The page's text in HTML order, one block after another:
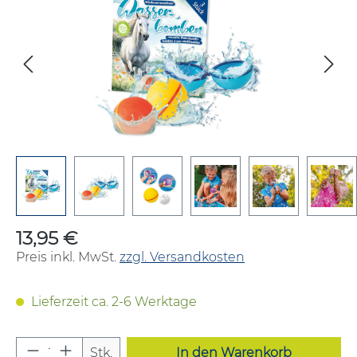
Regulärer Preis:
13,95 €
Preis inkl. MwSt. zzgl. Versandkosten
Lieferzeit ca. 2-6 Werktage
Produkt Anzahl: Gib den
Stk. In den Warenkorb